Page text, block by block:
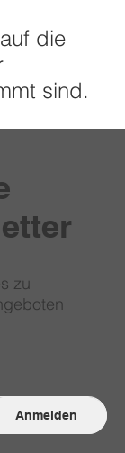
die
sind.
zu
Anmelden